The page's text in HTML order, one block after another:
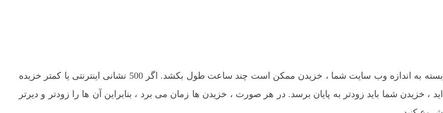
بسته به اندازه وب سایت شما ، خزیدن ممکن است چند ساعت طول بکشد. اگر 500 نشانی اینترنتی یا کمتر خزیده
اید ، خزیدن شما باید زودتر به پایان برسد. در هر صورت ، خزیدن ها زمان می برد ، بنابراین آن ها را زودتر و دیرتر